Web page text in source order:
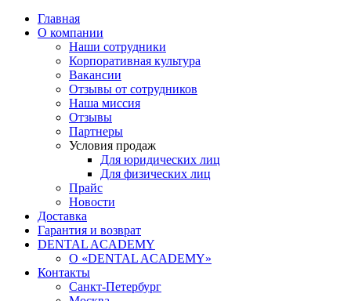
Главная
О компании
Наши сотрудники
Корпоративная культура
Вакансии
Отзывы от сотрудников
Наша миссия
Отзывы
Партнеры
Условия продаж
Для юридических лиц
Для физических лиц
Прайс
Новости
Доставка
Гарантия и возврат
DENTAL ACADEMY
О «DENTAL ACADEMY»
Контакты
Санкт-Петербург